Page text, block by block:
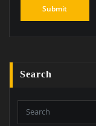
Search